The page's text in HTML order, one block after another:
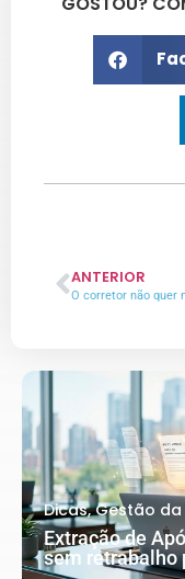
ANTERIOR
Dicas,Gestão
Extração de
sem retrabalho